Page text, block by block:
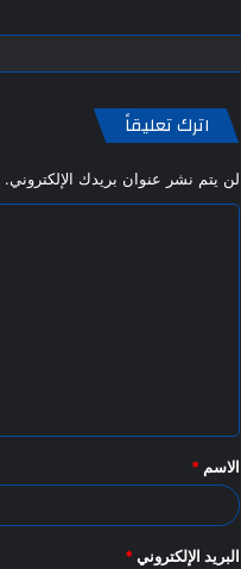
اترك تعليقاً
لن يتم نشر عنوان بريدك الإلكتروني.
ق
*
الاسم *
البريد الإلكتروني *